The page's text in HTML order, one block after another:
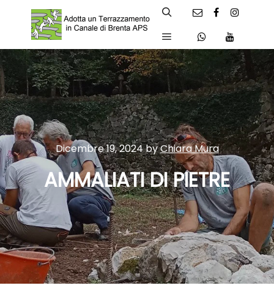
Main menu
Dicembre 19, 2024byChiara Mura
AMMALIATI DI PIETRE